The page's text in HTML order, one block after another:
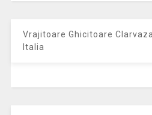
Vrajitoare Ghicitoare
Italia